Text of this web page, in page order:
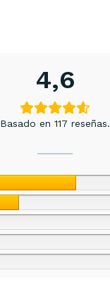
4,6
Basado en 117 reseñas.